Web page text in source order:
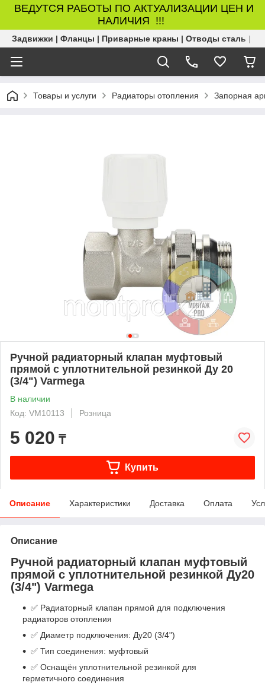
ВЕДУТСЯ РАБОТЫ ПО АКТУАЛИЗАЦИИ ЦЕН И
НАЛИЧИЯ !!!
Задвижки | Фланцы | Приварные краны | Отводы сталь |
Товары и услуги Радиаторы отопления Запорная
Ручной радиаторный клапан муфтовый
прямой с уплотнительной резинкой Ду 20
(3/4") Varmega
В наличии
Код: VM10113
Розница
5 020 ₸
Купить
Описание Характеристики Доставка Оплата
Описание
Ручной радиаторный клапан муфтовый
прямой с уплотнительной резинкой Ду20
(3/4") Varmega
✅ Радиаторный клапан прямой для подключения
радиаторов отопления
✅ Диаметр подключения: Ду20 (3/4")
✅ Тип соединения: муфтовый
✅ Оснащён уплотнительной резинкой для
герметичного соединения